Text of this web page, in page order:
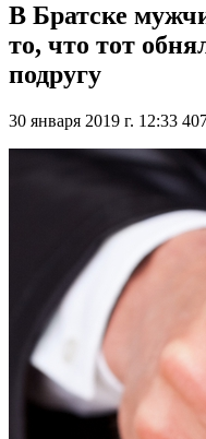
В Братске
то, что тот
подругу
30 января 2019 г. 12:33